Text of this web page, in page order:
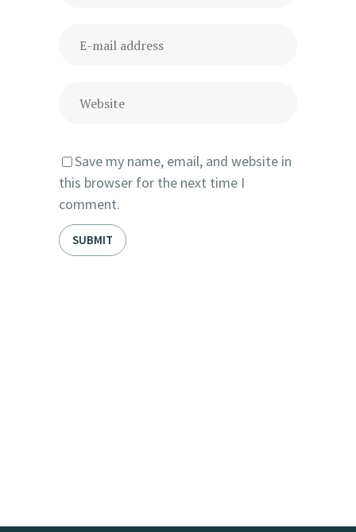
Save my name, email, and website in
this browser for the next time I
comment.